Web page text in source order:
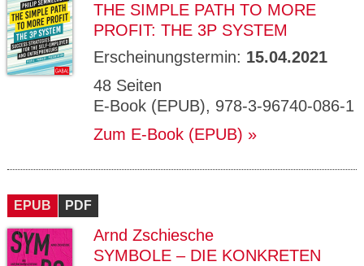
THE SIMPLE PATH TO MORE
PROFIT: THE 3P SYSTEM
Erscheinungstermin: 15.04.2021
48 Seiten
E-Book (EPUB), 978-3-96740-086-1
Zum E-Book (EPUB)
EPUB PDF
Arnd Zschiesche
SYMBOLE – DIE KONKRETEN